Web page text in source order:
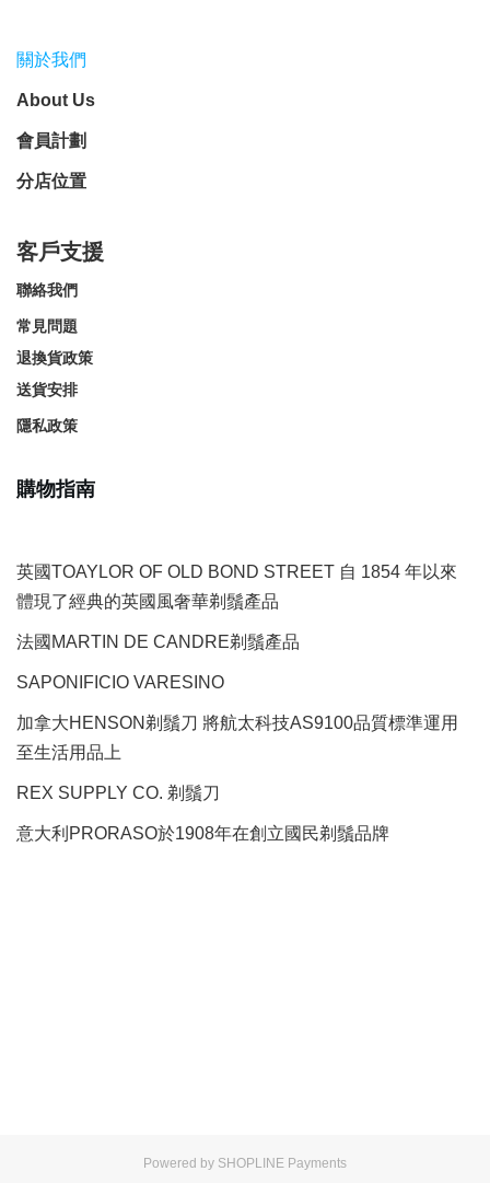
關於我們
About Us
會員計劃
分店位置
客戶支援
聯絡我們
常見問題
退換貨政策
送貨安排
隱私政策
購物指南
英國TOAYLOR OF OLD BOND STREET 自 1854 年以來
體現了經典的英國風奢華剃鬚產品
法國MARTIN DE CANDRE剃鬚產品
SAPONIFICIO VARESINO
加拿大HENSON剃鬚刀 將航太科技AS9100品質標準運用
至生活用品上
REX SUPPLY CO. 剃鬚刀
意大利PRORASO於1908年在創立國民剃鬚品牌
Powered by SHOPLINE Payments